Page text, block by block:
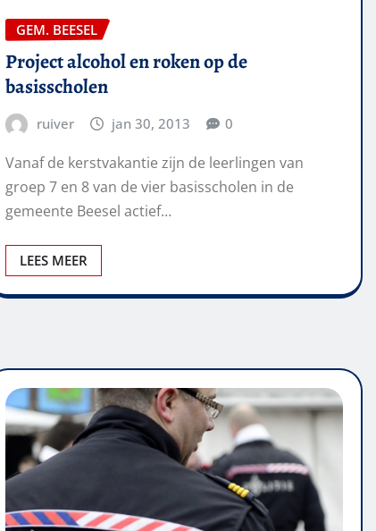
GEM. BEESEL
Project alcohol en roken op de
basisscholen
ruiver jan 30, 2013 0
Vanaf de kerstvakantie zijn de leerlingen van
groep 7 en 8 van de vier basisscholen in de
gemeente Beesel actief…
LEES MEER